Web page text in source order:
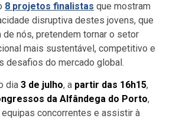
8 projetos finalistas que mostram
disruptiva destes jovens, que
de nós, pretendem tornar o setor
mais sustentável, competitivo e
desafios do mercado global.
dia3 de julho, a partir das 16h15,
da Alfândega do Porto,
equipas concorrentes e assistir à